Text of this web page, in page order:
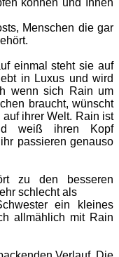
können und Ihnen
Menschen die gar
einmal steht sie auf
in Luxus und wird
wenn sich Rain um
braucht, wünscht
ihrer Welt. Rain ist
weiß ihren Kopf
passieren genauso
zu den besseren
schlecht als
ein kleines
allmählich mit Rain